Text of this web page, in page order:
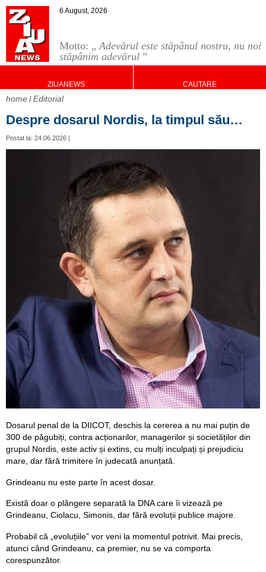
Motto: „Adevărul este stăpânul nostru, nu noi
stăpânim adevărul ”
6 August, 2026
ZIUANEWS CAUTARE
home Editorial
Despre dosarul Nordis, la timpul său…
Postat la: 24.06.2026 |
Dosarul penal de la DIICOT, deschis la cererea a nu mai puțin de
300 de păgubiți, contra acționarilor, managerilor și societăților din
grupul Nordis, este activ și extins, cu mulți inculpați și prejudiciu
mare, dar fără trimitere în judecată anunțată.
Grindeanu nu este parte în acest dosar.
Există doar o plângere separată la DNA care îi vizează pe
Grindeanu, Ciolacu, Simonis, dar fără evoluții publice majore.
Probabil că „evoluțiile” vor veni la momentul potrivit. Mai precis,
atunci când Grindeanu, ca premier, nu se va comporta
corespunzător.